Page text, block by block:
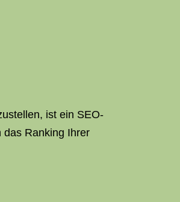
ist ein SEO-
das Ranking Ihrer